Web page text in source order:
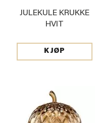
JULEKULE KRUKKE
HVIT
KJØP